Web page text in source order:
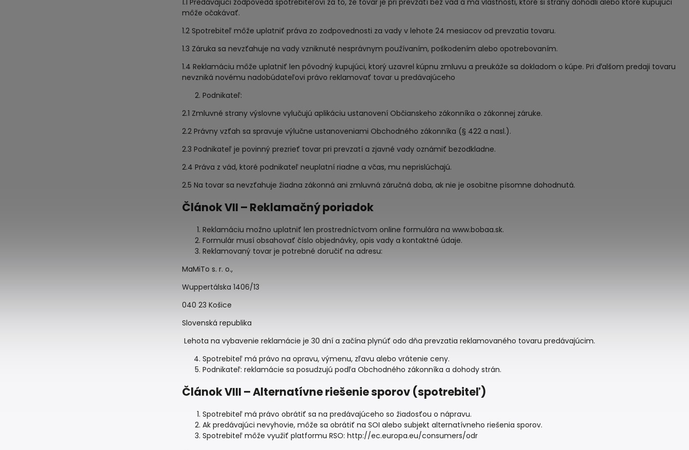
1.1 Predávajúci zodpovedá spotrebiteľovi za to, že tovar je pri prevzatí bez vád a má vlastnosti, ktoré si strany dohodli alebo ktoré kupujúci
môže očakávať.
1.2 Spotrebiteľ môže uplatniť práva zo zodpovednosti za vady v lehote 24 mesiacov od prevzatia tovaru.
1.3 Záruka sa nevzťahuje na vady vzniknuté nesprávnym používaním, poškodením alebo opotrebovaním.
1.4 Reklamáciu môže uplatniť len pôvodný kupujúci, ktorý uzavrel kúpnu zmluvu a preukáže sa dokladom o kúpe. Pri ďalšom predaji tovaru
nevzniká novému nadobúdateľovi právo reklamovať tovar u predávajúceho
Podnikateľ:
2.1 Zmluvné strany výslovne vylučujú aplikáciu ustanovení Občianskeho zákonníka o zákonnej záruke.
2.2 Právny vzťah sa spravuje výlučne ustanoveniami Obchodného zákonníka (§ 422 a nasl.).
2.3 Podnikateľ je povinný prezrieť tovar pri prevzatí a zjavné vady oznámiť bezodkladne.
2.4 Práva z vád, ktoré podnikateľ neuplatní riadne a včas, mu neprislúchajú.
2.5 Na tovar sa nevzťahuje žiadna zákonná ani zmluvná záručná doba, ak nie je osobitne písomne dohodnutá.
Článok VII – Reklamačný poriadok
Reklamáciu možno uplatniť len prostredníctvom online formulára na www.bobaa.sk.
Formulár musí obsahovať číslo objednávky, opis vady a kontaktné údaje.
Reklamovaný tovar je potrebné doručiť na adresu:
MaMiTo s. r. o.,
Wuppertálska 1406/13
040 23 Košice
Slovenská republika
Lehota na vybavenie reklamácie je 30 dní a začína plynúť odo dňa prevzatia reklamovaného tovaru predávajúcim.
Spotrebiteľ má právo na opravu, výmenu, zľavu alebo vrátenie ceny.
Podnikateľ: reklamácie sa posudzujú podľa Obchodného zákonníka a dohody strán.
Článok VIII – Alternatívne riešenie sporov (spotrebiteľ)
Spotrebiteľ má právo obrátiť sa na predávajúceho so žiadosťou o nápravu.
Ak predávajúci nevyhovie, môže sa obrátiť na SOI alebo subjekt alternatívneho riešenia sporov.
Spotrebiteľ môže využiť platformu RSO: http://ec.europa.eu/consumers/odr